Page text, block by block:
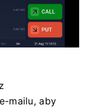
mailu, aby